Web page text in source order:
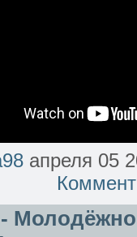
апреля 05
-